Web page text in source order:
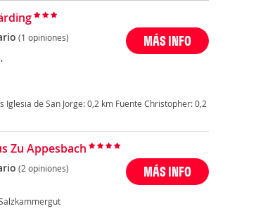
(1 opiniones) MÁS INFO
de San Jorge: 0,2 km Fuente Christopher: 0,2
Zu Appesbach
(2 opiniones) MÁS INFO